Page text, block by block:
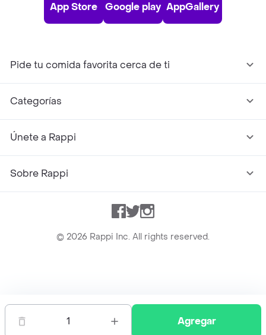
1 Agregar
App Store Google play AppGallery
Pide tu comida favorita cerca de ti
Categorías
Únete a Rappi
Sobre Rappi
Facebook
TwitterInstagram
© 2026 Rappi Inc. All rights reserved.